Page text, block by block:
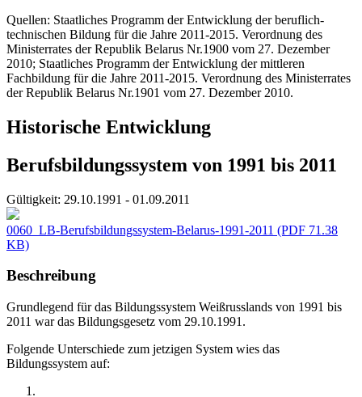
Quellen: Staatliches Programm der Entwicklung der beruflich-
technischen Bildung für die Jahre 2011-2015. Verordnung des
Ministerrates der Republik Belarus Nr.1900 vom 27. Dezember
2010; Staatliches Programm der Entwicklung der mittleren
Fachbildung für die Jahre 2011-2015. Verordnung des Ministerrates
der Republik Belarus Nr.1901 vom 27. Dezember 2010.
Historische Entwicklung
Berufsbildungssystem von 1991 bis 2011
Gültigkeit: 29.10.1991 - 01.09.2011
0060_LB-Berufsbildungssystem-Belarus-1991-2011 (PDF 71.38
KB)
Beschreibung
Grundlegend für das Bildungssystem Weißrusslands von 1991 bis
2011 war das Bildungsgesetz vom 29.10.1991.
Folgende Unterschiede zum jetzigen System wies das
Bildungssystem auf: